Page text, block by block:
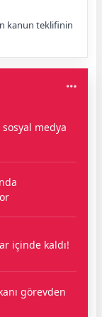
kanun teklifinin
medya
içinde kaldı!
görevden